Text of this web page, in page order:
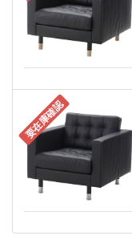
要在庫確認